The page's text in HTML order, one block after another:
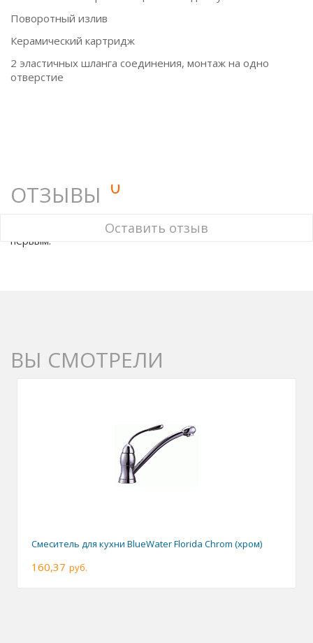
Поворотный излив
Керамический картридж
2 эластичных шланга соединения, монтаж на одно
отверстие
ОТЗЫВЫ 0
Оставить отзыв
У этого товара нет ни одного отзыва. Вы можете стать
первым.
ВЫ СМОТРЕЛИ
Смеситель для кухни BlueWater Florida Chrom (хром)
160,37 руб.